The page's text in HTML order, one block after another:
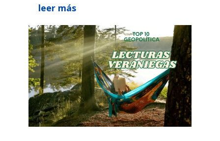
leer más